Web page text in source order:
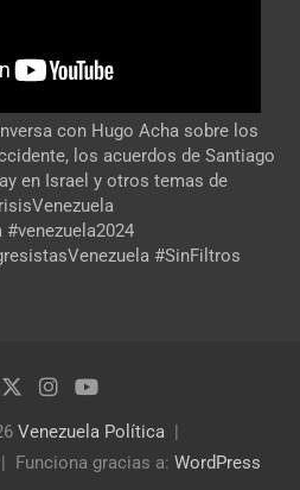
con Hugo Acha sobre los
los acuerdos de Santiago
en Israel y otros temas de
#SinFiltros
Venezuela Política
Funciona gracias a: WordPress